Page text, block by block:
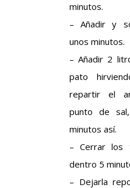
minutos.
– Añadir y
unos minutos.
– Añadir 2
pato
repartir el
punto de
minutos así.
– Cerrar los
dentro 5
– Dejarla